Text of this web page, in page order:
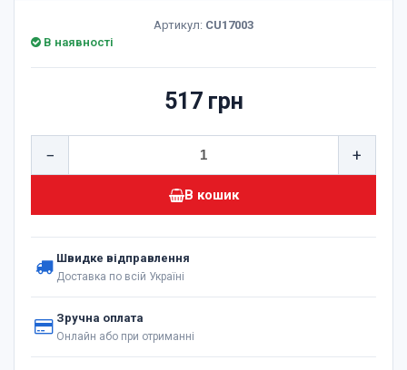
Артикул: CU17003
В наявності
517 грн
− +
В кошик
Швидке відправлення
Доставка по всій Україні
Зручна оплата
Онлайн або при отриманні